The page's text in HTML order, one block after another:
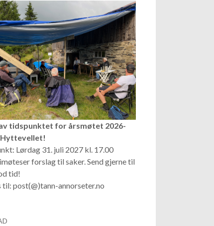
tidspunktet for årsmøtet 2026-
Hyttevellet!
Lørdag 31. juli 2027 kl. 17.00
forslag til saker. Send gjerne til
tid!
til: post(@)tann-annorseter.no